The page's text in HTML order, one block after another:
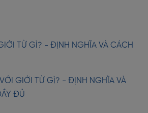
TỪ GÌ? - ĐỊNH NGHĨA VÀ CÁCH
GIỚI TỪ GÌ? - ĐỊNH NGHĨA VÀ
ĐỦ